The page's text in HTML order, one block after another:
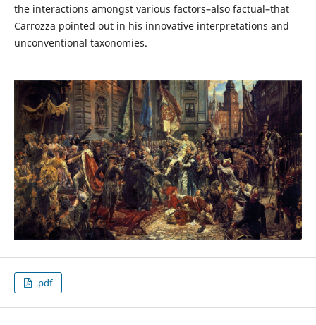
the interactions amongst various factors–also factual–that
Carrozza pointed out in his innovative interpretations and
unconventional taxonomies.
.pdf